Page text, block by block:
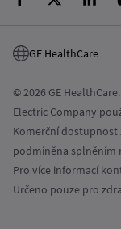
GE HealthCare
© 2026 GE
Electric Company
Komerční dostupnost
podmíněna splněním
Pro více informací
Určeno pouze pro